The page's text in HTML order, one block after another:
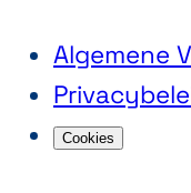
Algemene
Cookies